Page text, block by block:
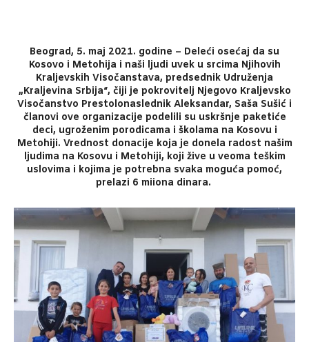
Beograd, 5. maj 2021. godine – Deleći osećaj da su
Kosovo i Metohija i naši ljudi uvek u srcima Njihovih
Kraljevskih Visočanstava, predsednik Udruženja
„Kraljevina Srbija“, čiji je pokrovitelj Njegovo Kraljevsko
Visočanstvo Prestolonaslednik Aleksandar, Saša Sušić i
članovi ove organizacije podelili su uskršnje paketiće
deci, ugroženim porodicama i školama na Kosovu i
Metohiji. Vrednost donacije koja je donela radost našim
ljudima na Kosovu i Metohiji, koji žive u veoma teškim
uslovima i kojima je potrebna svaka moguća pomoć,
prelazi 6 miiona dinara.